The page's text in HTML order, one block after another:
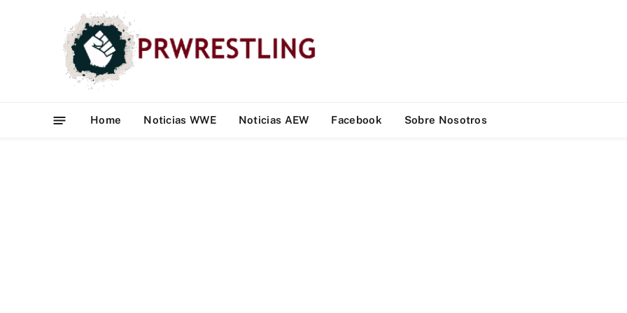
Home Noticias WWE Noticias AEW Facebook Sobre Nosotros